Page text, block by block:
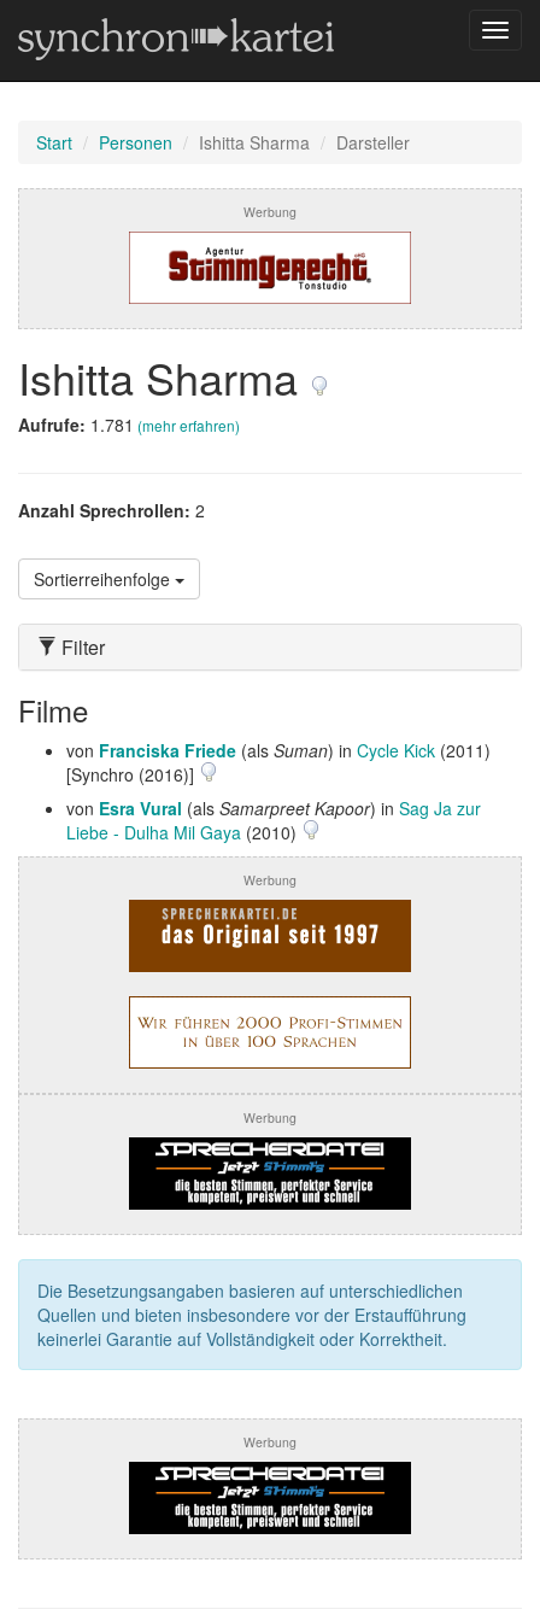
Start Personen Ishitta Sharma Darsteller
Werbung
Ishitta Sharma
Aufrufe: 1.781 (mehr erfahren)
Anzahl Sprechrollen: 2
Sortierreihenfolge
Filter
Filme
von Franciska Friede (als Suman) in Cycle Kick (2011)
[Synchro (2016)]
von Esra Vural (als Samarpreet Kapoor) in Sag Ja zur
Liebe - Dulha Mil Gaya (2010)
Werbung
Werbung
Die Besetzungsangaben basieren auf unterschiedlichen
Quellen und bieten insbesondere vor der Erstaufführung
keinerlei Garantie auf Vollständigkeit oder Korrektheit.
Werbung